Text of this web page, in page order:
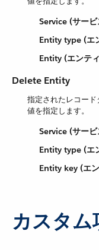
Service (サー
Entity type (エ
Entity (エンテ
Delete Entity
指定されたレコー
値を指定します。
Service (サー
Entity type (エ
Entity key (エ
カスタム